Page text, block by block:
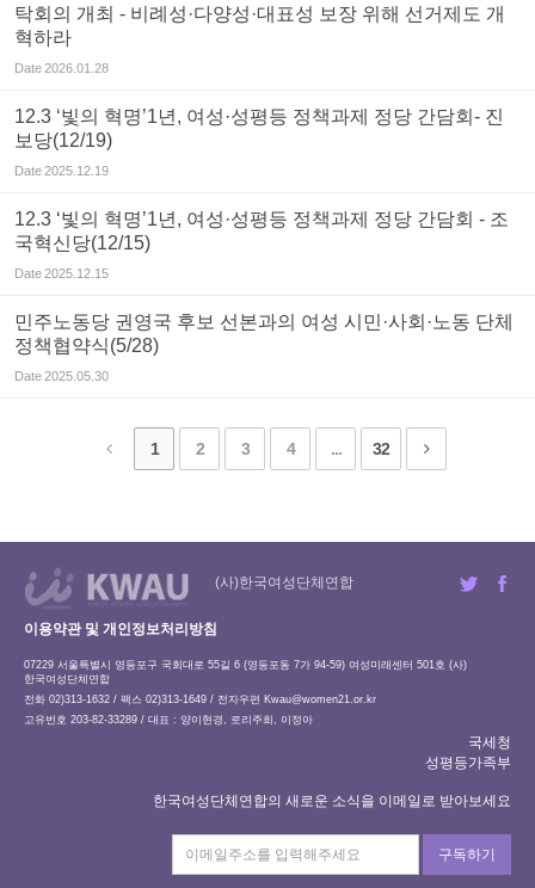
탁회의 개최 - 비례성·다양성·대표성 보장 위해 선거제도 개
혁하라
Date2026.01.28
12.3 ‘빛의 혁명’1년, 여성·성평등 정책과제 정당 간담회- 진
보당(12/19)
Date2025.12.19
12.3 ‘빛의 혁명’1년, 여성·성평등 정책과제 정당 간담회 - 조
국혁신당(12/15)
Date2025.12.15
민주노동당 권영국 후보 선본과의 여성 시민·사회·노동 단체
정책협약식(5/28)
Date2025.05.30
1 2 3 4 ... 32
(사)한국여성단체연합
이용약관 및 개인정보처리방침
07229 서울특별시 영등포구 국회대로 55길 6 (영등포동 7가 94-59) 여성미래센터 501호 (사)
한국여성단체연합
전화 02)313-1632 / 팩스 02)313-1649 / 전자우편 Kwau@women21.or.kr
고유번호 203-82-33289 / 대표 : 양이현경, 로리주희, 이정아
국세청
성평등가족부
한국여성단체연합의 새로운 소식을 이메일로 받아보세요
구독하기